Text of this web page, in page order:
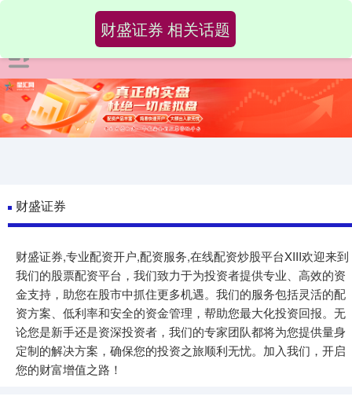
财盛证券
财盛证券,专业配资开户,配资服务,在线配资炒股平台XIII‌欢迎来到
我们的股票配资平台，我们致力于为投资者提供专业、高效的资
金支持，助您在股市中抓住更多机遇。我们的服务包括灵活的配
资方案、低利率和安全的资金管理，帮助您最大化投资回报。无
论您是新手还是资深投资者，我们的专家团队都将为您提供量身
定制的解决方案，确保您的投资之旅顺利无忧。加入我们，开启
您的财富增值之路！
财盛证券 相关话题